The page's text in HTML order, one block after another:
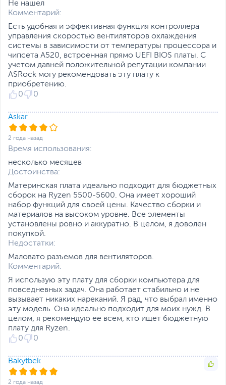
Прочие разъемы на
задней панели
PS/2 комбо,RJ-45 LAN
Line-in ,Line-out,Mic-in
Количество USB 3.0 /
3.1 Gen 1 (3.2 Gen 1)
4
Сеть
Сетевой контроллер
Сетевые и
беспроводные
коммуникации
Gigabit Ethernet (1000
Слоты расширения
PCI Express
Стандарт PCI Express 3.0
Интерфейс
подключения SSD
SATA3, 1x Универсальный
(SATA+PCI-E 3.0 х4)
Питание
Коннекторы питания
Особенности
BIOS
Дополнительно
Два порта USB2.0 для
подключения
периферийных
устройств
Размеры и вес
Размер (Ш х В)
Не нашел
Комментарий:
Есть удобная и эффективная функция контроллера
управления скоростью вентиляторов охлаждения
системы в зависимости от температуры процессора и
чипсета А520, встроенная прямо UEFI BIOS платы. С
учетом давней положительной репутации компании
ASRock могу рекомендовать эту плату к
приобретению.
0
0
Askar
2 года назад
Время использования:
несколько месяцев
Достоинства:
Материнская плата идеально подходит для бюджетных
сборок на Ryzen 5500-5600. Она имеет хороший
набор функций для своей цены. Качество сборки и
материалов на высоком уровне. Все элементы
установлены ровно и аккуратно. В целом, я доволен
покупкой.
Недостатки:
Маловато разъемов для вентиляторов.
Комментарий:
Я использую эту плату для сборки компьютера для
повседневных задач. Она работает стабильно и не
вызывает никаких нареканий. Я рад, что выбрал именно
эту модель. Она идеально подходит для моих нужд. В
целом, я рекомендую ее всем, кто ищет бюджетную
плату для Ryzen.
0
0
Bakytbek
2 года назад